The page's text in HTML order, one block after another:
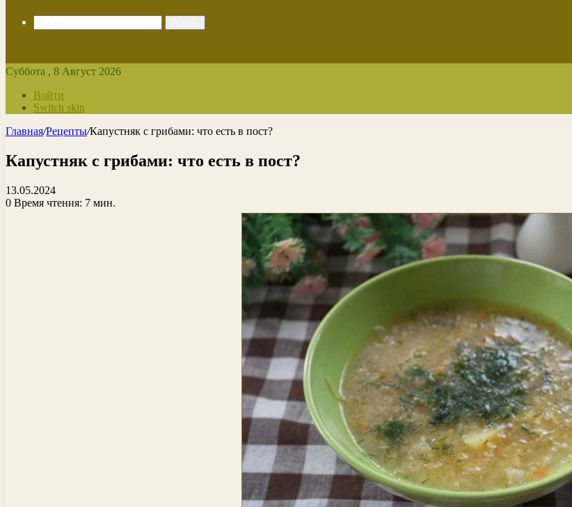
Суббота , 8 Август 2026
Войти
Switch skin
Главная/Рецепты/Капустняк с грибами: что есть в пост?
Капустняк с грибами: что есть в пост?
13.05.2024
0 Время чтения: 7 мин.